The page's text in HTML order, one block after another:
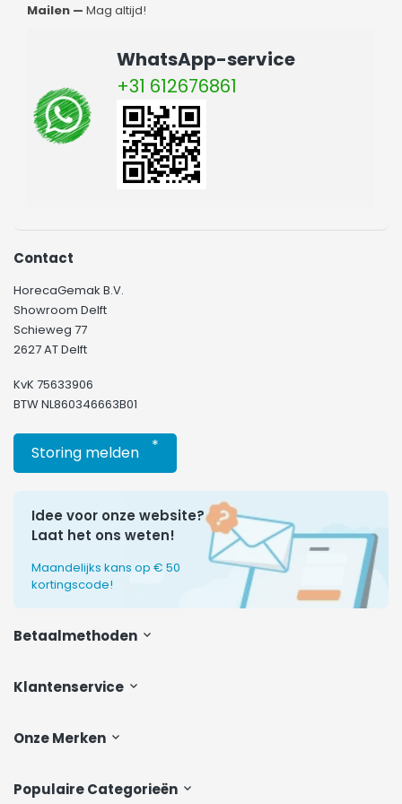
Mailen — Mag altijd!
WhatsApp-service
+31 612676861
Klantenservice
Onze Merken
Populaire Categorieën
Contact
HorecaGemak B.V.
Showroom Delft
Schieweg 77
2627 AT Delft
KvK 75633906
BTW NL860346663B01
Storing melden *
Idee voor onze website?
Laat het ons weten!
Maandelijks kans op € 50
kortingscode!
Betaalmethoden